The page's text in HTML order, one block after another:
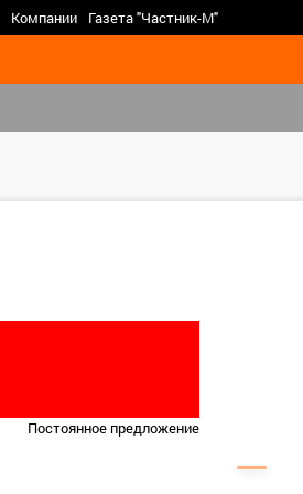
Компании Газета "Частник-М"
>
Постоянное предложение